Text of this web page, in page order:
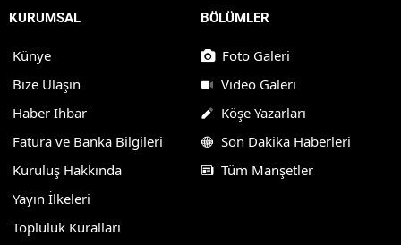
KURUMSAL
Künye
Bize Ulaşın
Haber İhbar
Fatura ve Banka Bilgileri
Kuruluş Hakkında
Yayın İlkeleri
Topluluk Kuralları
BÖLÜMLER
Foto Galeri
Video Galeri
Köşe Yazarları
Son Dakika Haberleri
Tüm Manşetler